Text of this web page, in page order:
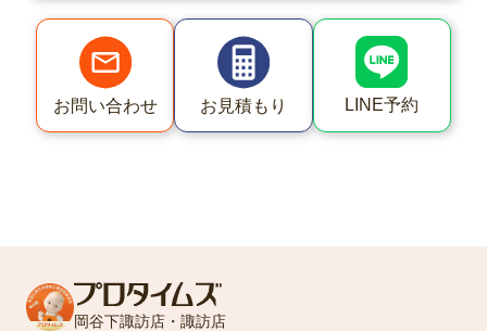
お問い合わせ お見積もり LINE予約
岡谷下諏訪店・諏訪店